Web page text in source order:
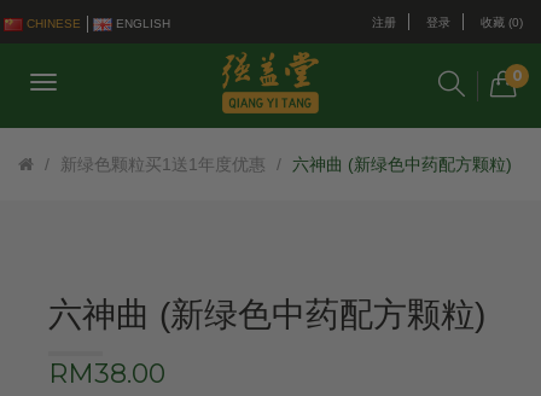
CHINESE ENGLISH 注册 登录 收藏 (0)
0
新绿色颗粒买1送1年度优惠 六神曲 (新绿色中药配方颗粒)
六神曲 (新绿色中药配方颗粒)
RM38.00